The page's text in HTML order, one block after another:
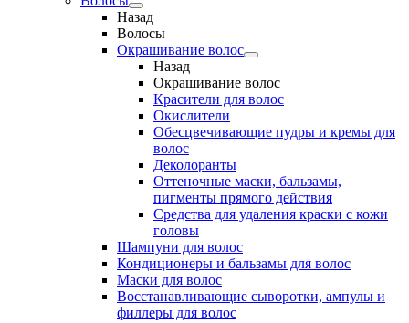
Назад
Волосы
Окрашивание волос
Назад
Окрашивание волос
Красители для волос
Окислители
Обесцвечивающие пудры и кремы для
волос
Деколоранты
Оттеночные маски, бальзамы,
пигменты прямого действия
Средства для удаления краски с кожи
головы
Шампуни для волос
Кондиционеры и бальзамы для волос
Маски для волос
Восстанавливающие сыворотки, ампулы и
филлеры для волос